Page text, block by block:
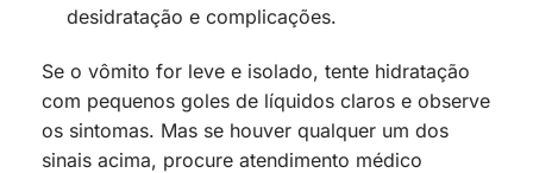
desidratação e complicações.
Se o vômito for leve e isolado, tente hidratação
com pequenos goles de líquidos claros e observe
os sintomas. Mas se houver qualquer um dos
sinais acima, procure atendimento médico